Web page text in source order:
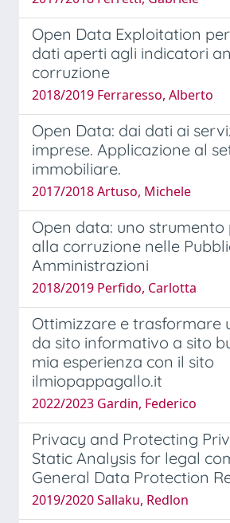
Open Data Exploitation
dati aperti agli indicatori
corruzione
2018/2019 Ferraresso, Alberto
Open Data: dai dati ai
imprese. Applicazione al
immobiliare.
2017/2018 Artuso, Michele
Open data: uno
alla corruzione nelle
Amministrazioni
2018/2019 Perfido, Carlotta
Ottimizzare e trasformare
da sito informativo a sito
mia esperienza con il sito
ilmiopappagallo.it
2022/2023 Gardin, Federico
Privacy and Protecting
Static Analysis for legal
General Data Protection
2019/2020 Sallaku, Redlon